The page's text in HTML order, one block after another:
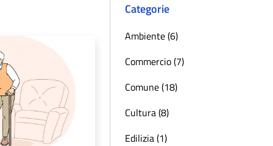
Categorie
Ambiente (6)
Commercio (7)
Comune (18)
Cultura (8)
Edilizia (1)